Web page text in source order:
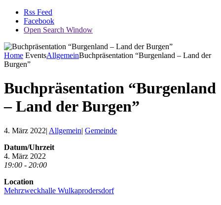
Rss Feed
Facebook
Open Search Window
Home EventsAllgemeinBuchpräsentation “Burgenland – Land der
Burgen”
Buchpräsentation “Burgenland
– Land der Burgen”
4. März 2022| Allgemein| Gemeinde
Datum/Uhrzeit
4. März 2022
19:00 - 20:00
Location
Mehrzweckhalle Wulkaprodersdorf